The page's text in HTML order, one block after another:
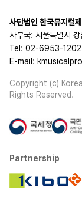
사단법인 한국뮤지컬
사무국: 서울특별시
Tel: 02-6953-1202
E-mail:
Copyright (c)
Rights Reserved.
Partnership